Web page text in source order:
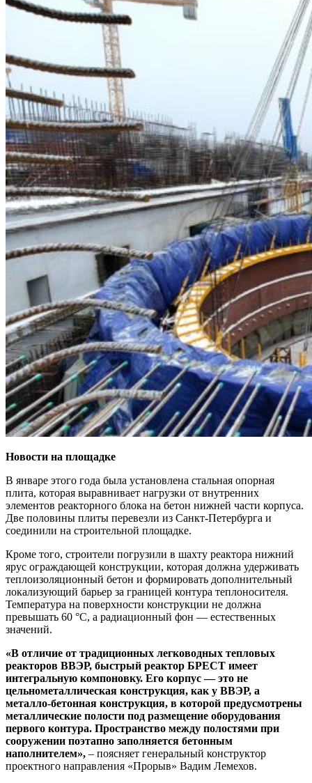
Новости на площадке
В январе этого года была установлена стальная опорная
плита, которая выравнивает нагрузки от внутренних
элементов реакторного блока на бетон нижней части корпуса.
Две половины плиты перевезли из Санкт-Петербурга и
соединили на строительной площадке.
Кроме того, строители погрузили в шахту реактора нижний
ярус ограждающей конструкции, которая должна удерживать
теплоизоляционный бетон и формировать дополнительный
локализующий барьер за границей контура теплоносителя.
Температура на поверхности конструкции не должна
превышать 60 °C, а радиационный фон — естественных
значений.
«В отличие от традиционных легководных тепловых
реакторов ВВЭР, быстрый реактор БРЕСТ имеет
интегральную компоновку. Его корпус — это не
цельнометаллическая конструкция, как у ВВЭР, а
металло-бетонная конструкция, в которой предусмотрены
металлические полости под размещение оборудования
первого контура. Пространство между полостями при
сооружении поэтапно заполняется бетонным
наполнителем», – поясняет генеральный конструктор
проектного направления «Прорыв» Вадим Лемехов.